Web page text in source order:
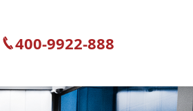
400-9922-888